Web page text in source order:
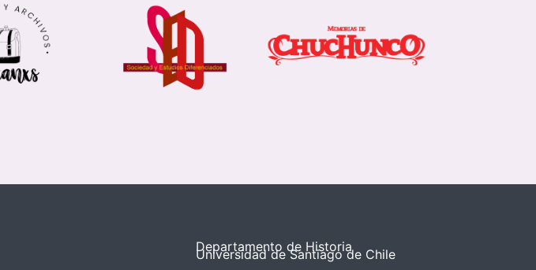
Departamento de Historia
Universidad de Santiago de Chile